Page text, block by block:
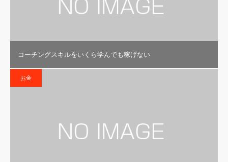
コーチングスキルをいくら学んでも稼げない
お金